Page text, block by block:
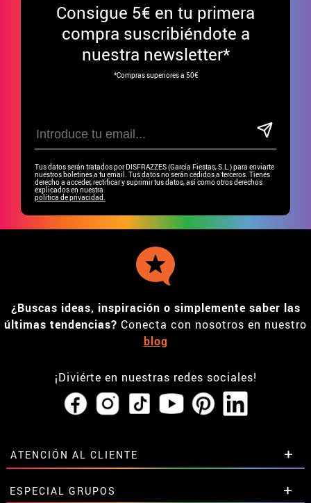
Consigue 5€ en tu primera
compra suscribiéndote a
nuestra newsletter*
*Compras superiores a 50€
Tus datos serán tratados por DISFRAZZES (García Fiestas, S.L.) para enviarte
nuestros boletines a tu email. Tus datos no serán cedidos a terceros. Tienes
derecho a acceder, rectificar y suprimir tus datos, así como otros derechos
explicados en nuestra
política de privacidad.
¿Buscas ideas, inspiración o simplemente saber las
últimas tendencias? Conecta con nosotros en nuestro
blog
¡Diviérte en nuestras redes sociales!
ATENCIÓN AL CLIENTE
• Horario tienda IBI
ESPECIAL GRUPOS